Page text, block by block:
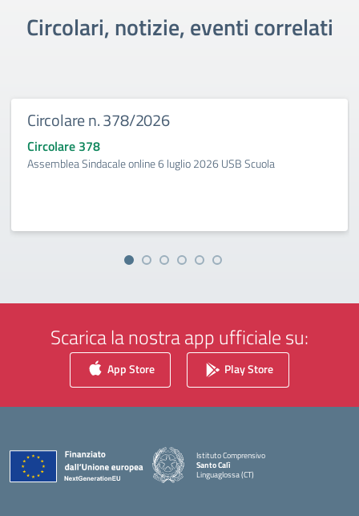
Circolari, notizie, eventi correlati
Circolare n. 378/2026
Circolare 378
Assemblea Sindacale online 6 luglio 2026 USB Scuola
Scarica la nostra app ufficiale su:
App Store Play Store
Istituto Comprensivo
Santo Calì
Linguaglossa (CT)
— Visita la pagina iniziale della scuola